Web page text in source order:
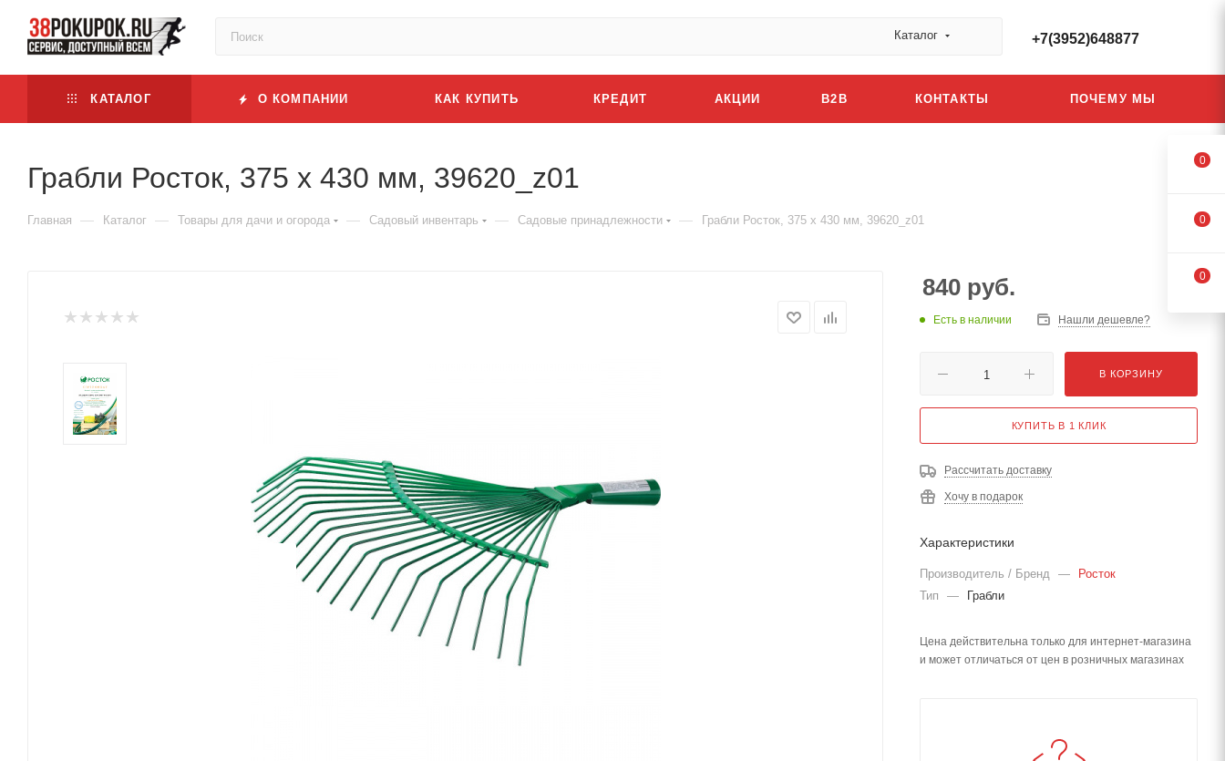
Каталог +7(3952)648877
КАТАЛОГ О КОМПАНИИ КАК КУПИТЬ КРЕДИТ АКЦИИ B2B КОНТАКТЫ ПОЧЕМУ МЫ
Грабли Росток, 375 x 430 мм, 39620_z01
Главная — Каталог — Товары для дачи и огорода — Садовый инвентарь — Садовые принадлежности — Грабли Росток, 375 x 430 мм, 39620_z01
840 руб.
Есть в наличии Нашли дешевле?
В КОРЗИНУ
КУПИТЬ В 1 КЛИК
Рассчитать доставку
Хочу в подарок
Характеристики
Производитель / Бренд —
Росток
Тип
— Грабли
Цена действительна только для интернет-магазина
и может отличаться от цен в розничных магазинах
0
0
0